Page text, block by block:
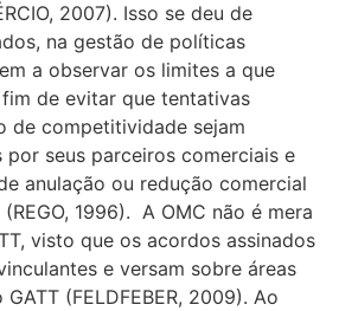
2007). Isso se deu de
na gestão de políticas
a observar os limites a que
de evitar que tentativas
de competitividade sejam
por seus parceiros comerciais e
anulação ou redução comercial
1996). A OMC não é mera
visto que os acordos assinados
e versam sobre áreas
(FELDFEBER, 2009). Ao